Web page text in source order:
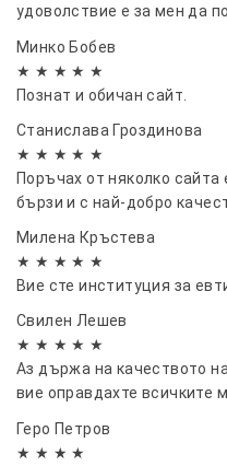
удоволствие е за мен да
Минко Бобев
★ ★ ★ ★ ★
Познат и обичан сайт.
Станислава Гроздинова
★ ★ ★ ★ ★
Поръчах от няколко
бързи и с най-добро
Милена Кръстева
★ ★ ★ ★ ★
Вие сте институция за
Свилен Лешев
★ ★ ★ ★ ★
Аз държа на качеството
вие оправдахте всичките
Геро Петров
★ ★ ★ ★